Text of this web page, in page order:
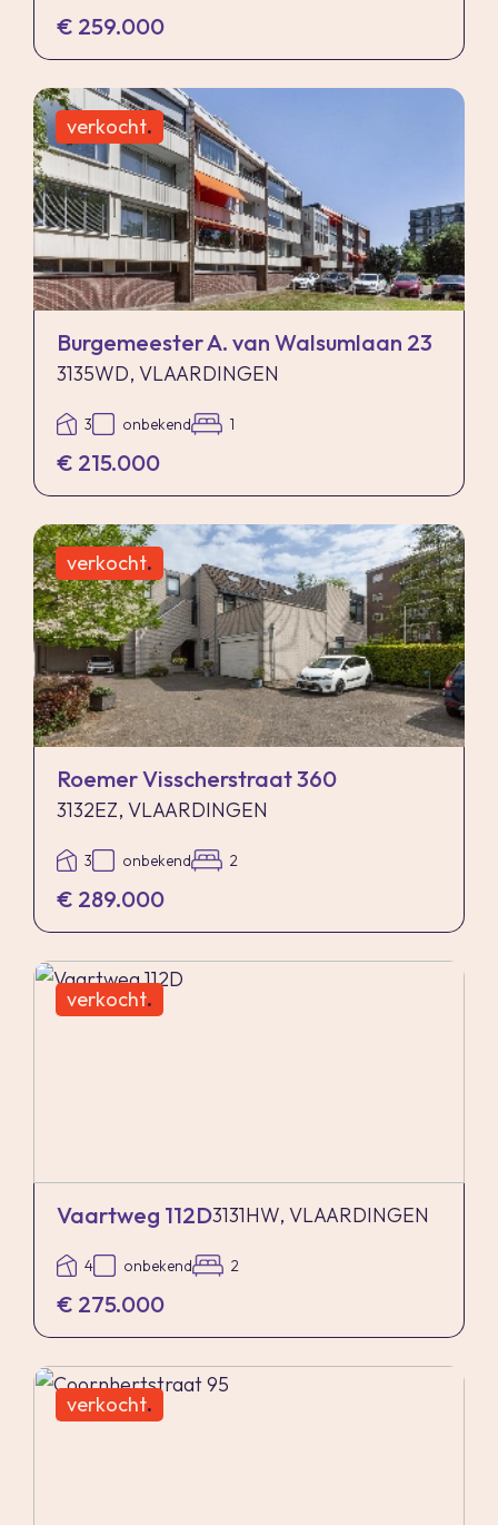
€ 259.000
verkocht.
Burgemeester A. van Walsumlaan 23
3135WD, VLAARDINGEN
3 onbekend 1
€ 215.000
verkocht.
Roemer Visscherstraat 360
3132EZ, VLAARDINGEN
3 onbekend 2
€ 289.000
verkocht.
Vaartweg 112D3131HW, VLAARDINGEN
4 onbekend 2
€ 275.000
verkocht.